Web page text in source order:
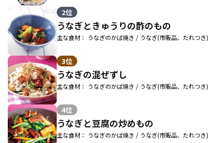
2位
うなぎときゅうりの酢のもの
主な食材： うなぎのかば焼き / うなぎ(市販品、たれつき)
3位
うなぎの混ぜずし
主な食材： うなぎのかば焼き / うなぎ(市販品、たれつき)
4位
うなぎと豆腐の炒めもの
主な食材： うなぎのかば焼き / うなぎ(市販品、たれつき)